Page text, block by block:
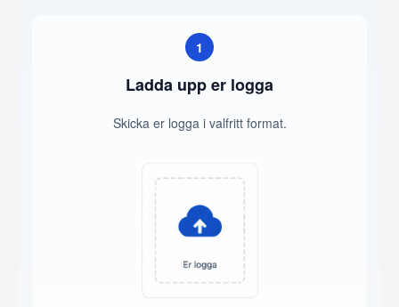
1
Ladda upp er logga
Skicka er logga i valfritt format.